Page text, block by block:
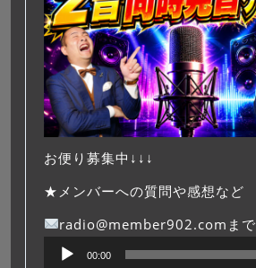
お便り募集中↓↓↓
★メンバーへの質問や感想など
radio@member902.comまで
00:00